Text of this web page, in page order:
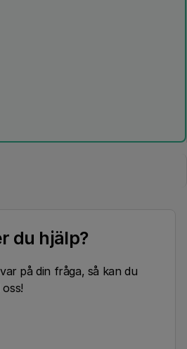
du hjälp?
på din fråga, så kan du